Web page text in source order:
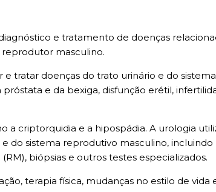
e tratamento de doenças
masculino.
tratar doenças do trato urinário e do
e da bexiga, disfunção erétil,
criptorquidia e a hipospádia. A urologia
do sistema reprodutivo masculino,
biópsias e outros testes especializados.
terapia física, mudanças no estilo de vida